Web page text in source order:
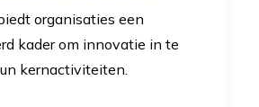
organisaties een
kader om innovatie in te
kernactiviteiten.